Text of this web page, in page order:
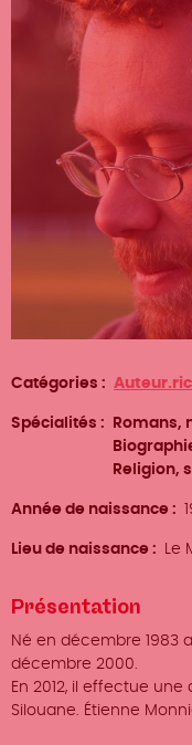
Catégories
Spécialités
Romans,
Religion,
Année de naissance
Lieu de naissance Le
Présentation
Né en décembre 1983
décembre 2000.
En 2012, il effectue
Silouane. Étienne